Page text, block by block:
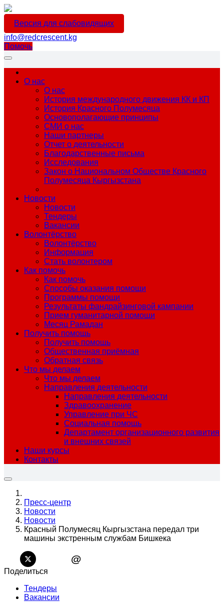
Версия для слабовидящих
info@redcrescent.kg
Помочь
О нас
О нас
История международного движения КК и КП
История Красного Полумесяца
Основополагающие принципы
СМИ о нас
Наши партнеры
Отчет о деятельности
Благодарственные письма
Исследования
Закон о Национальном Обществе Красного
Полумесяца Кыргызстана
Новости
Новости
Тендеры
Вакансии
Волонтёрство
Волонтёрство
Информация
Стать волонтером
Как помочь
Как помочь
Способы оказания помощи
Программы помощи
Результаты фандрайзинговой кампании
Прием гуманитарной помощи
Месяц Рамадан
Получить помощь
Получить помощь
Общественная приёмная
Обратная связь
Что мы делаем
Что мы делаем
Направления деятельности
Направления деятельности
Здравоохранение
Управление при ЧС
Социальная помощь
Департамент организационного развития
и внешних связей
Наши курсы
Контакты
Пресс-центр
Новости
Новости
Красный Полумесяц Кыргызстана передал три
машины экстренным службам Бишкека
@
Поделиться
Тендеры
Вакансии